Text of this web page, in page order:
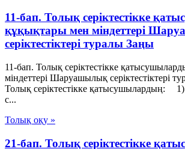
11-бап. Толық серiктестiкке
құқықтары мен мiндеттерi
серіктестіктері туралы Заңы
11-бап. Толық серiктестiкке
мiндеттерi Шаруашылық серіктестіктері
Толық серiктестiкке қатысушылардың: 1)
с...
Толық оқу »
21-бап. Толық серiктестiкке